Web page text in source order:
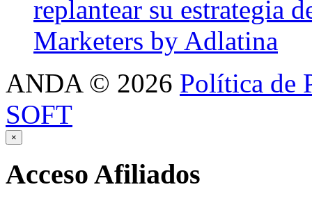
replantear su estrategia
Marketers by Adlatina
ANDA © 2026 Política de
SOFT
×
Acceso Afiliados